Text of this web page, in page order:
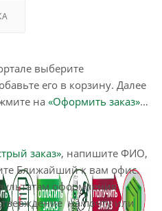
выберите
его в корзину. Далее
на «Оформить заказ»
заказ», напишите ФИО,
Ближайший к вам офис.
оформления
на почту или